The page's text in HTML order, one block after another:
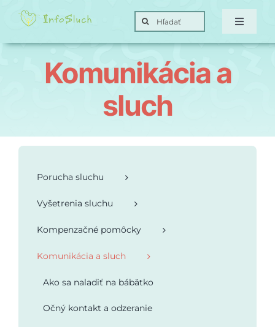
content
Toggle
Posunky
Ciele
Kontakt
Search
for:
Komunikácia a
sluch
Porucha sluchu
Vyšetrenia sluchu
Kompenzačné pomôcky
Komunikácia a sluch
Ako sa naladiť na bábätko
Očný kontakt a odzeranie